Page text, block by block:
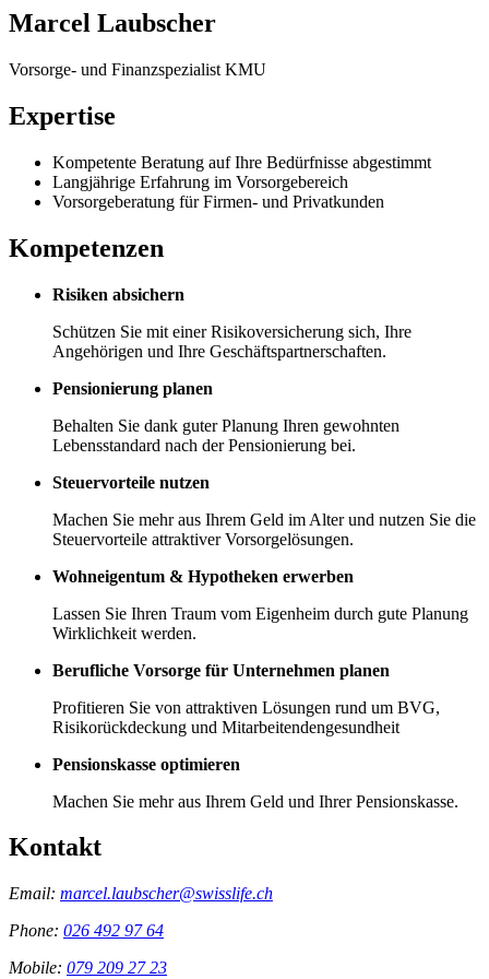
Marcel Laubscher
Vorsorge- und Finanzspezialist KMU
Expertise
Kompetente Beratung auf Ihre Bedürfnisse abgestimmt
Langjährige Erfahrung im Vorsorgebereich
Vorsorgeberatung für Firmen- und Privatkunden
Kompetenzen
Risiken absichern
Schützen Sie mit einer Risikoversicherung sich, Ihre
Angehörigen und Ihre Geschäftspartnerschaften.
Pensionierung planen
Behalten Sie dank guter Planung Ihren gewohnten
Lebensstandard nach der Pensionierung bei.
Steuervorteile nutzen
Machen Sie mehr aus Ihrem Geld im Alter und nutzen Sie die
Steuervorteile attraktiver Vorsorgelösungen.
Wohneigentum & Hypotheken erwerben
Lassen Sie Ihren Traum vom Eigenheim durch gute Planung
Wirklichkeit werden.
Berufliche Vorsorge für Unternehmen planen
Profitieren Sie von attraktiven Lösungen rund um BVG,
Risikorückdeckung und Mitarbeitendengesundheit
Pensionskasse optimieren
Machen Sie mehr aus Ihrem Geld und Ihrer Pensionskasse.
Kontakt
Email: marcel.laubscher@swisslife.ch
Phone: 026 492 97 64
Mobile: 079 209 27 23